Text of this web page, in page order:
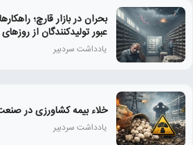
بحران در بازار قارچ؛
عبور تولیدکنندگان از
یادداشت سردبیر
خلاء بیمه کشاورزی در
یادداشت سردبیر